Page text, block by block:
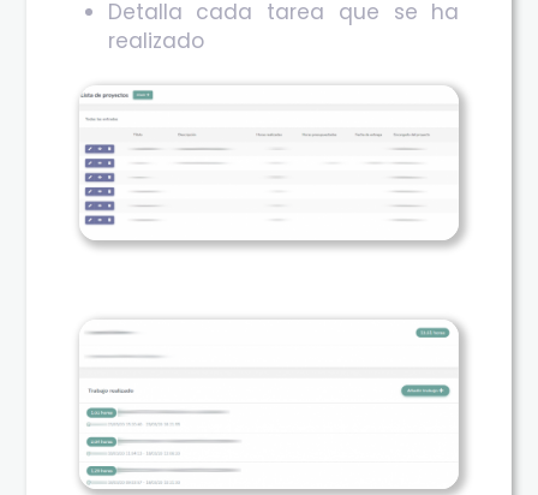
Detalla cada tarea que se ha
realizado